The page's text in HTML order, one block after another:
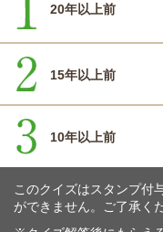
20年以上前
15年以上前
10年以上前
このクイズはスタンプ付
ができません。ご了承く